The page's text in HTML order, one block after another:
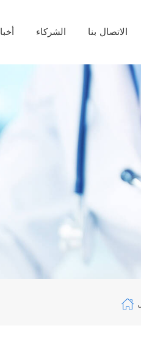
الشركاء الاتصال بنا